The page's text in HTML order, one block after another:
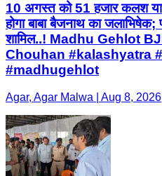
10 अगस्त को 51 हजार कलश
होगा बाबा बैजनाथ का जलाभिषेक;
शामिल..! Madhu Gehlot
Chouhan #kalashyatra
#madhugehlot
Agar, Agar Malwa | Aug 8, 2026